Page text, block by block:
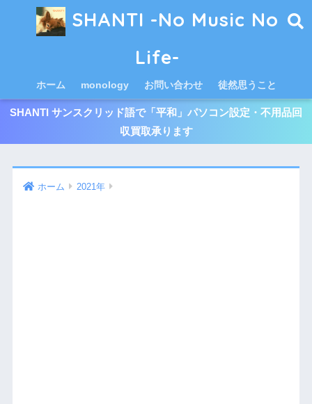
SHANTI -No Music No
Life-
ホーム monology お問い合わせ 徒然思うこと
SHANTI サンスクリッド語で「平和」パソコン設定・不用品回
収買取承ります
ホーム 2021年